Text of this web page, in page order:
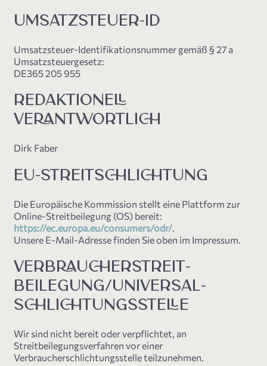
UMSATZSTEUER-ID
Umsatzsteuer-Identifikationsnummer gemäß § 27 a
Umsatzsteuergesetz:
DE365 205 955
REDAKTIONELL
VERANTWORTLICH
Dirk Faber
EU-STREITSCHLICHTUNG
Die Europäische Kommission stellt eine Plattform zur
Online-Streitbeilegung (OS) bereit:
https://ec.europa.eu/consumers/odr/.
Unsere E-Mail-Adresse finden Sie oben im Impressum.
VERBRAUCHER­STREIT­
BEILEGUNG/UNIVERSAL­
SCHLICHTUNGS­STELLE
Wir sind nicht bereit oder verpflichtet, an
Streitbeilegungsverfahren vor einer
Verbraucherschlichtungsstelle teilzunehmen.